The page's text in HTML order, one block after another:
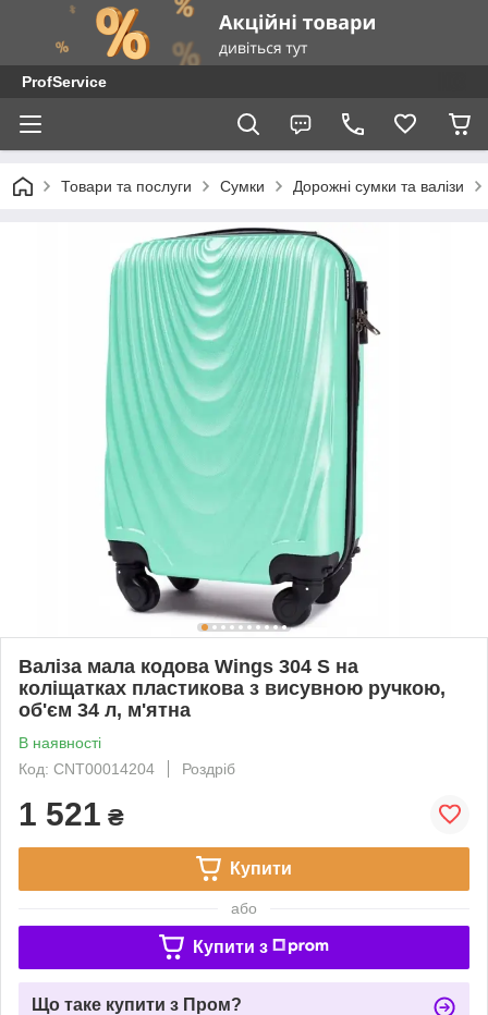
ProfService
Товари та послуги Сумки Дорожні сумки та валізи
Валіза мала кодова Wings 304 S на
коліщатках пластикова з висувною ручкою,
об'єм 34 л, м'ятна
В наявності
Код: CNT00014204
Роздріб
1 521 ₴
Купити
або
Купити з
Що таке купити з Пром?